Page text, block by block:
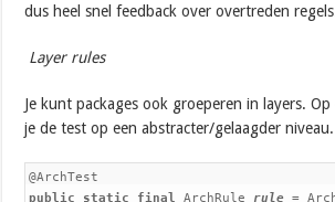
dus heel snel feedback over overtreden
Layer rules
Je kunt packages ook groeperen in layers.
je de test op een abstracter/gelaagder
public static final ArchRule rule =